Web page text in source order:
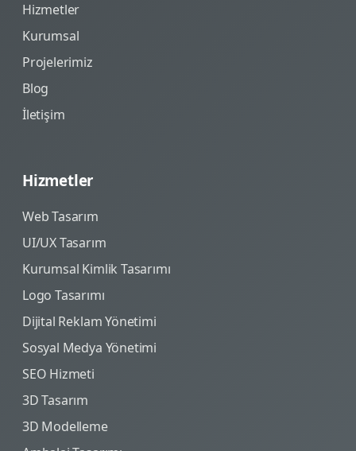
Hizmetler
Kurumsal
Projelerimiz
Blog
İletişim
Hizmetler
Web Tasarım
UI/UX Tasarım
Kurumsal Kimlik Tasarımı
Logo Tasarımı
Dijital Reklam Yönetimi
Sosyal Medya Yönetimi
SEO Hizmeti
3D Tasarım
3D Modelleme